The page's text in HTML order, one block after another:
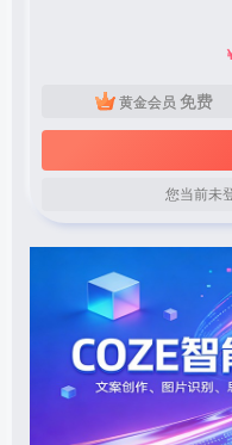
黄金会员 免费
您当前未